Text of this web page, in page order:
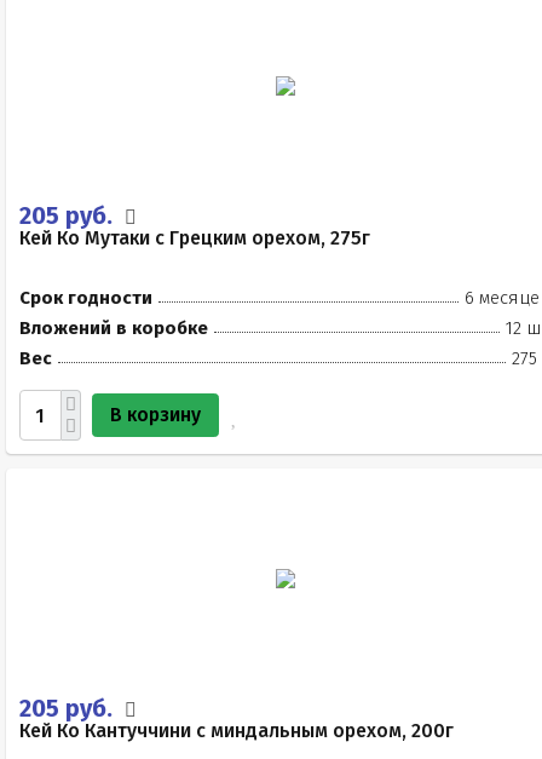
205 руб.
Кей Ко Мутаки с Грецким орехом, 275г
Срок годности
6
Вложений в коробке
12
Вес
275
В корзину
205 руб.
Кей Ко Кантуччини с миндальным орехом, 200г